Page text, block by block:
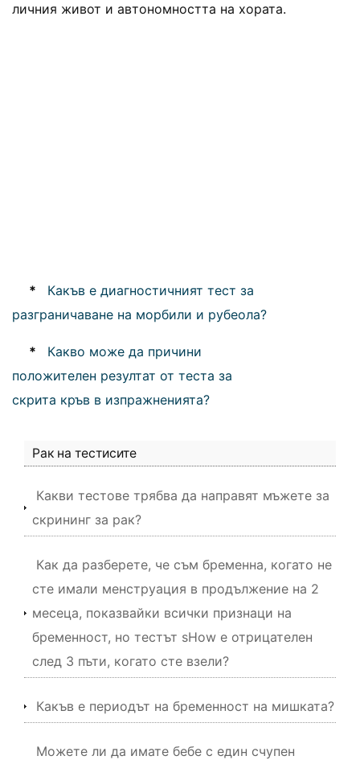
личния живот и автономността на хората.
*
Какъв е диагностичният тест за
разграничаване на морбили и рубеола?
*
Какво може да причини
положителен резултат от теста за
скрита кръв в изпражненията?
Рак на тестисите
Какви тестове трябва да направят мъжете за
скрининг за рак?
Как да разберете, че съм бременна, когато не
сте имали менструация в продължение на 2
месеца, показвайки всички признаци на
бременност, но тестът sHow е отрицателен
след 3 пъти, когато сте взели?
Какъв е периодът на бременност на мишката?
Можете ли да имате бебе с един счупен